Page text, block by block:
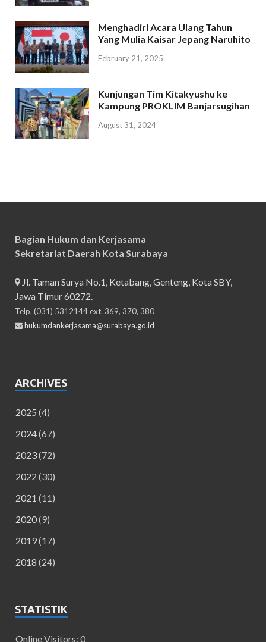
Menghadiri Acara Ulang Tahun
Yang Mulia Kaisar Jepang Naruhito
February 21, 2025
Kunjungan Tim Kitakyushu ke
Kampung PROKLIM Banjarsugihan
August 31, 2024
Bagian Hukum dan Kerjasama
Sekretariat Daerah Kota Surabaya
Jl. Taman Surya No.1, Ketabang, Genteng, Kota SBY,
Jawa Timur 60272.
Telp. (031) 5312144 ext. 369, 370, 380
hukumdankerjasama@surabaya.go.id
ARCHIVES
2025 (4)
2024(67)
2023(72)
2022 (30)
2021 (11)
2020(9)
2019(17)
2018 (24)
STATISTIK
Online Visitors: 0